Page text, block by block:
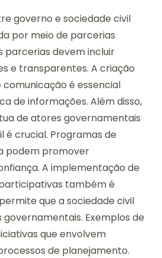
governo e sociedade civil
por meio de parcerias
parcerias devem incluir
e transparentes. A criação
é essencial
de informações. Além disso,
de atores governamentais
é crucial. Programas de
podem promover
A implementação de
também é
que a sociedade civil
governamentais. Exemplos de
que envolvem
de planejamento.